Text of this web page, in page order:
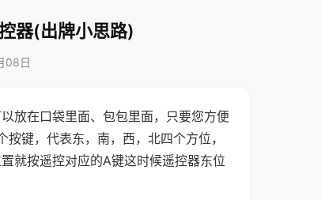
器(出牌小思路)
08日
放在口袋里面、包包里面，只要您方便
键，代表东，南，西，北四个方位，
就按遥控对应的A键这时候遥控器东位